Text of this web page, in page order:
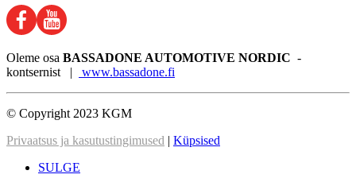
Oleme osa BASSADONE AUTOMOTIVE NORDIC -
kontsernist |
www.bassadone.fi
© Copyright 2023 KGM
Privaatsus ja kasutustingimused | Küpsised
SULGE